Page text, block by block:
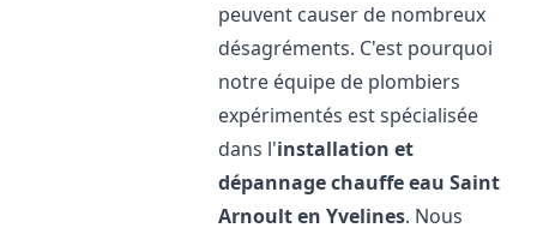
peuvent causer de nombreux
désagréments. C'est pourquoi
notre équipe de plombiers
expérimentés est spécialisée
dans l'installation et
dépannage chauffe eau Saint
Arnoult en Yvelines. Nous